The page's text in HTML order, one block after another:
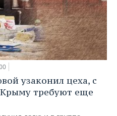
узаконил цеха, с
требуют еще